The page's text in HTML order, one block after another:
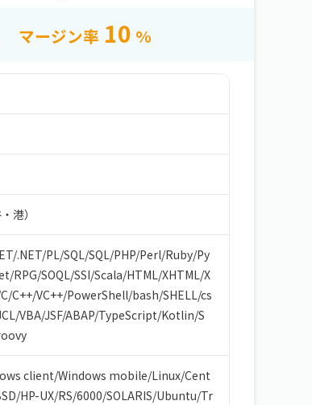
マージン率 10 %
港）
/.NET/PL/SQL/SQL/PHP/Perl/Ruby/Py
/RPG/SOQL/SSI/Scala/HTML/XHTML/X
C/C++/VC++/PowerShell/bash/SHELL/cs
/VBA/JSF/ABAP/TypeScript/Kotlin/S
client/Windows mobile/Linux/Cent
/HP-UX/RS/6000/SOLARIS/Ubuntu/Tr